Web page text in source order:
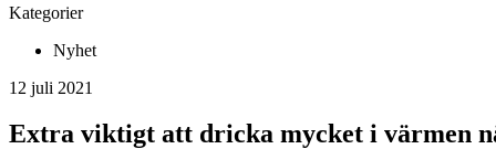
Kategorier
Nyhet
12 juli 2021
Extra viktigt att dricka mycket i värmen